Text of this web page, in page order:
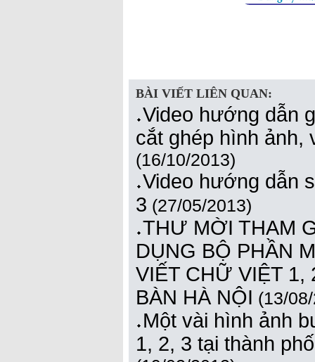
BÀI VIẾT LIÊN QUAN:
Video hướng dẫn
cắt ghép hình ảnh,
(16/10/2013)
Video hướng dẫn
3 (27/05/2013)
THƯ MỜI THAM
DỤNG BỘ PHẦN
VIẾT CHỮ VIỆT 1,
BÀN HÀ NỘI (13/
Một vài hình ảnh
1, 2, 3 tại thành